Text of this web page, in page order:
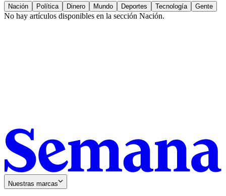
Nación Política Dinero Mundo Deportes Tecnología Gente
No hay artículos disponibles en la sección Nación.
Nuestras marcas